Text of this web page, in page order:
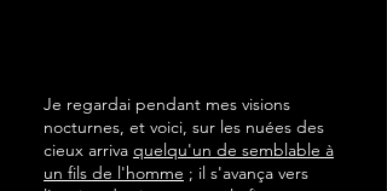
Je regardai pendant mes visions
nocturnes, et voici, sur les nuées des
cieux arriva quelqu'un de semblable à
un fils de l'homme ; il s'avança vers